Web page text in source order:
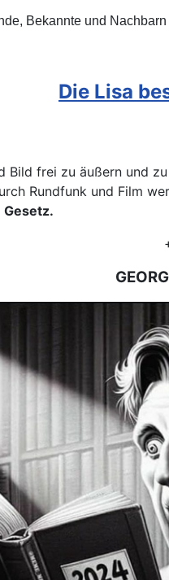
Bekannte und Nachbarn
Die Lisa
frei zu äußern und
Rundfunk und Film